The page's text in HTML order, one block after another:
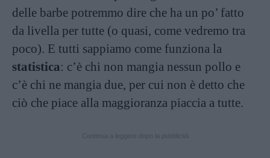
delle barbe potremmo dire che ha un po’ fatto
da livella per tutte (o quasi, come vedremo tra
poco). E tutti sappiamo come funziona la
statistica: c’è chi non mangia nessun pollo e
c’è chi ne mangia due, per cui non è detto che
ciò che piace alla maggioranza piaccia a tutte.